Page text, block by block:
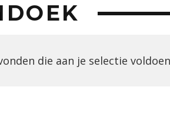
die aan je selectie